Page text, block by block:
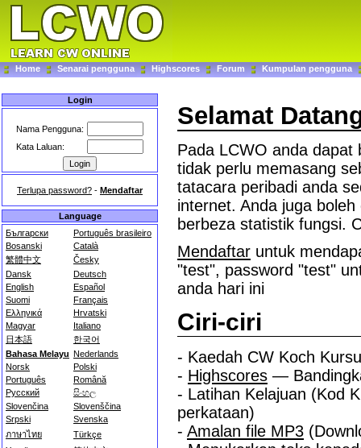
Home Senarai pengguna Highscores Forum Kumpulan pengguna
Login
Nama Pengguna:
Kata Laluan:
Terlupa password? - Mendaftar
Language
Български
Português brasileiro
Bosanski
Català
繁體中文
Česky
Dansk
Deutsch
English
Español
Suomi
Français
Ελληνικά
Hrvatski
Magyar
Italiano
日本語
한국어
Bahasa Melayu Nederlands
Norsk
Polski
Português
Română
Русский
සිංහල
Slovenčina
Slovenščina
Srpski
Svenska
ภาษาไทย
Türkçe
Selamat
Pada LCWO anda dapat
tidak perlu memasang
tatacara peribadi anda
internet. Anda juga
berbeza statistik fungsi.
Mendaftar untuk
"test", password "test"
anda hari ini
Ciri-ciri
- Kaedah CW Koch
- Highscores —
- Latihan Kelajuan (Kod
perkataan)
- Amalan file MP3